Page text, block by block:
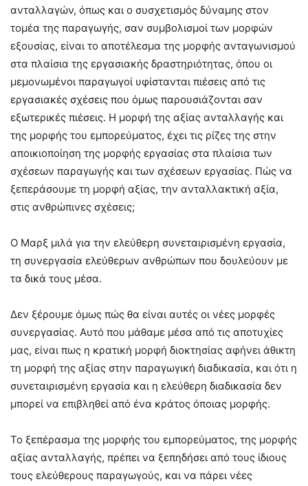
ανταλλαγών, όπως και ο συσχετισμός δύναμης στον
τομέα της παραγωγής, σαν συμβολισμοί των μορφών
εξουσίας, είναι το αποτέλεσμα της μορφής ανταγωνισμού
στα πλαίσια της εργασιακής δραστηριότητας, όπου οι
μεμονωμένοι παραγωγοί υφίστανται πιέσεις από τις
εργασιακές σχέσεις που όμως παρουσιάζονται σαν
εξωτερικές πιέσεις. Η μορφή της αξίας ανταλλαγής και
της μορφής του εμπορεύματος, έχει τις ρίζες της στην
αποικιοποίηση της μορφής εργασίας στα πλαίσια των
σχέσεων παραγωγής και των σχέσεων εργασίας. Πώς να
ξεπεράσουμε τη μορφή αξίας, την ανταλλακτική αξία,
στις ανθρώπινες σχέσεις;
Ο Μαρξ μιλά για την ελεύθερη συνεταιρισμένη εργασία,
τη συνεργασία ελεύθερων ανθρώπων που δουλεύουν με
τα δικά τους μέσα.
Δεν ξέρουμε όμως πώς θα είναι αυτές οι νέες μορφές
συνεργασίας. Αυτό που μάθαμε μέσα από τις αποτυχίες
μας, είναι πως η κρατική μορφή διοκτησίας αφήνει άθικτη
τη μορφή της αξίας στην παραγωγική διαδικασία, και ότι η
συνεταιρισμένη εργασία και η ελεύθερη διαδικασία δεν
μπορεί να επιβληθεί από ένα κράτος όποιας μορφής.
Το ξεπέρασμα της μορφής του εμπορεύματος, της μορφής
αξίας ανταλλαγής, πρέπει να ξεπηδήσει από τους ίδιους
τους ελεύθερους παραγωγούς, και να πάρει νέες